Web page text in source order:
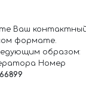
Ваш
формате.
образом:
Номер